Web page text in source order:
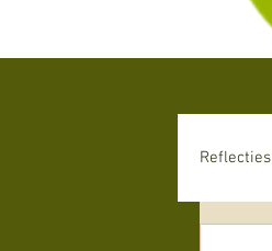
Reflecties